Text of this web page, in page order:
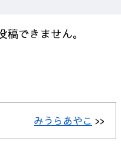
できません。
みうらあやこ >>